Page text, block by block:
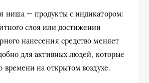
ниша — продукты с индикатором:
слоя или достижении
нанесения средство меняет
для активных людей, которые
времени на открытом воздухе.